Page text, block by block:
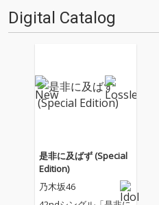
か？ ということでスタッフ・
チャートをお届けします…
Digital Catalog
是非に及ばず (Special
Edition)
乃木坂46